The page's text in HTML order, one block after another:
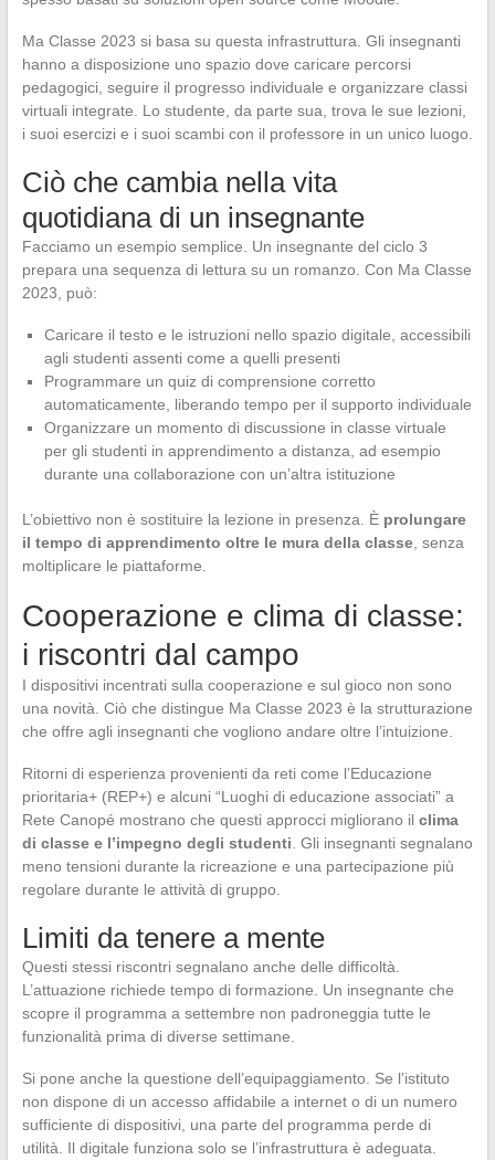
Ma Classe 2023 si basa su questa infrastruttura. Gli insegnanti
hanno a disposizione uno spazio dove caricare percorsi
pedagogici, seguire il progresso individuale e organizzare classi
virtuali integrate. Lo studente, da parte sua, trova le sue lezioni,
i suoi esercizi e i suoi scambi con il professore in un unico luogo.
Ciò che cambia nella vita
quotidiana di un insegnante
Facciamo un esempio semplice. Un insegnante del ciclo 3
prepara una sequenza di lettura su un romanzo. Con Ma Classe
2023, può:
Caricare il testo e le istruzioni nello spazio digitale, accessibili
agli studenti assenti come a quelli presenti
Programmare un quiz di comprensione corretto
automaticamente, liberando tempo per il supporto individuale
Organizzare un momento di discussione in classe virtuale
per gli studenti in apprendimento a distanza, ad esempio
durante una collaborazione con un’altra istituzione
L’obiettivo non è sostituire la lezione in presenza. È prolungare
il tempo di apprendimento oltre le mura della classe, senza
moltiplicare le piattaforme.
Cooperazione e clima di classe:
i riscontri dal campo
I dispositivi incentrati sulla cooperazione e sul gioco non sono
una novità. Ciò che distingue Ma Classe 2023 è la strutturazione
che offre agli insegnanti che vogliono andare oltre l’intuizione.
Ritorni di esperienza provenienti da reti come l’Educazione
prioritaria+ (REP+) e alcuni “Luoghi di educazione associati” a
Rete Canopé mostrano che questi approcci migliorano il clima
di classe e l’impegno degli studenti. Gli insegnanti segnalano
meno tensioni durante la ricreazione e una partecipazione più
regolare durante le attività di gruppo.
Limiti da tenere a mente
Questi stessi riscontri segnalano anche delle difficoltà.
L’attuazione richiede tempo di formazione. Un insegnante che
scopre il programma a settembre non padroneggia tutte le
funzionalità prima di diverse settimane.
Si pone anche la questione dell’equipaggiamento. Se l’istituto
non dispone di un accesso affidabile a internet o di un numero
sufficiente di dispositivi, una parte del programma perde di
utilità. Il digitale funziona solo se l’infrastruttura è adeguata.